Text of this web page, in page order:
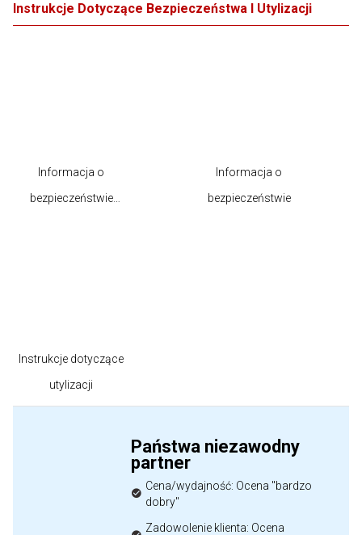
Instrukcje Dotyczące Bezpieczeństwa I Utylizacji
Informacja o
bezpieczeństwie
Informacja o
bezpieczeństwie
Instrukcje dotyczące
utylizacji
Państwa niezawodny
partner
Cena/wydajność: Ocena "bardzo
dobry"
Zadowolenie klienta: Ocena